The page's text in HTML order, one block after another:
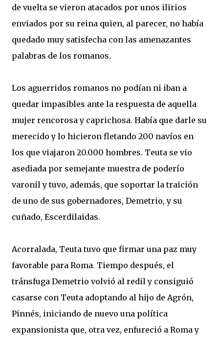
de vuelta se vieron atacados por unos ilirios
enviados por su reina quien, al parecer, no había
quedado muy satisfecha con las amenazantes
palabras de los romanos.
Los aguerridos romanos no podían ni iban a
quedar impasibles ante la respuesta de aquella
mujer rencorosa y caprichosa. Había que darle su
merecido y lo hicieron fletando 200 navíos en
los que viajaron 20.000 hombres. Teuta se vio
asediada por semejante muestra de poderío
varonil y tuvo, además, que soportar la traición
de uno de sus gobernadores, Demetrio, y su
cuñado, Escerdilaidas.
Acorralada, Teuta tuvo que firmar una paz muy
favorable para Roma. Tiempo después, el
tránsfuga Demetrio volvió al redil y consiguió
casarse con Teuta adoptando al hijo de Agrón,
Pinnés, iniciando de nuevo una política
expansionista que, otra vez, enfureció a Roma y